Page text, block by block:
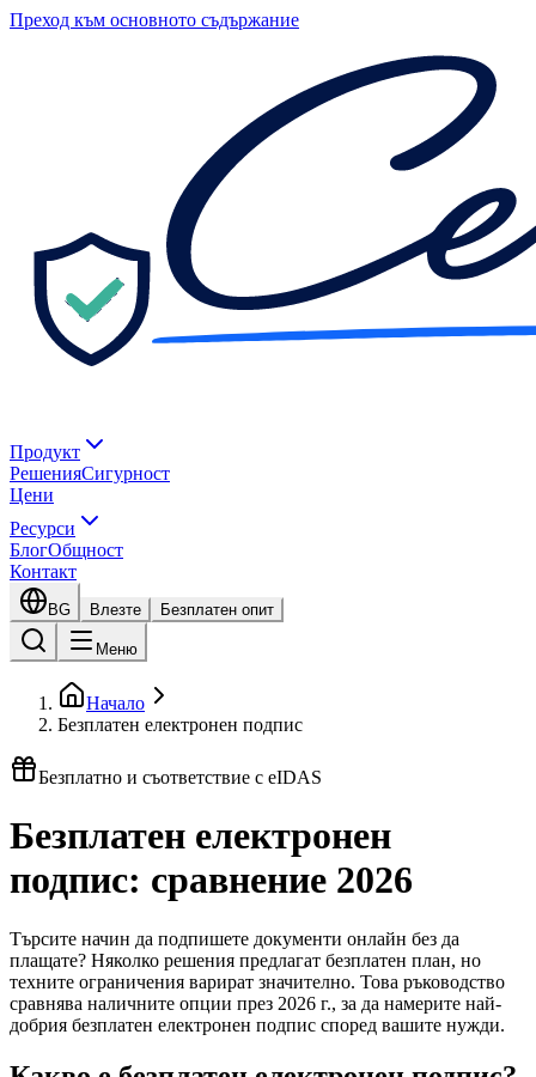
Преход към основното съдържание
Продукт
РешенияСигурност
Цени
Ресурси
БлогОбщност
Контакт
BG Влезте Безплатен опит
Меню
Начало
Безплатен електронен подпис
Безплатно и съответствие с eIDAS
Безплатен електронен
подпис: сравнение 2026
Търсите начин да подпишете документи онлайн без да
плащате? Няколко решения предлагат безплатен план, но
техните ограничения варират значително. Това ръководство
сравнява наличните опции през 2026 г., за да намерите най-
добрия безплатен електронен подпис според вашите нужди.